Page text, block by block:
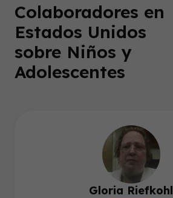
Colaboradores en
Estados Unidos
sobre Niños y
Adolescentes
Gloria Riefkohl